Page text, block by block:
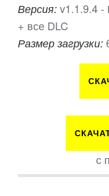
Версия: v1.1.9.4 -
+ все DLC
Размер загрузки:
с